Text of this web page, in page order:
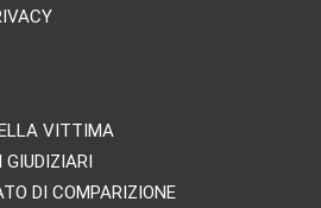
VITTIMA
GIUDIZIARI
DI COMPARIZIONE